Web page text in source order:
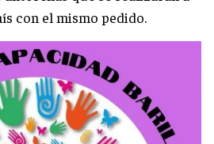
con el mismo pedido.